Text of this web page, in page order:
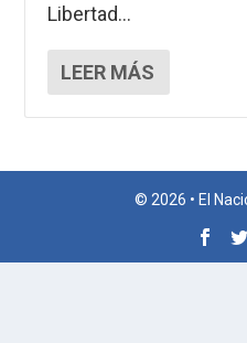
Libertad...
LEER MÁS
© 2026 • El